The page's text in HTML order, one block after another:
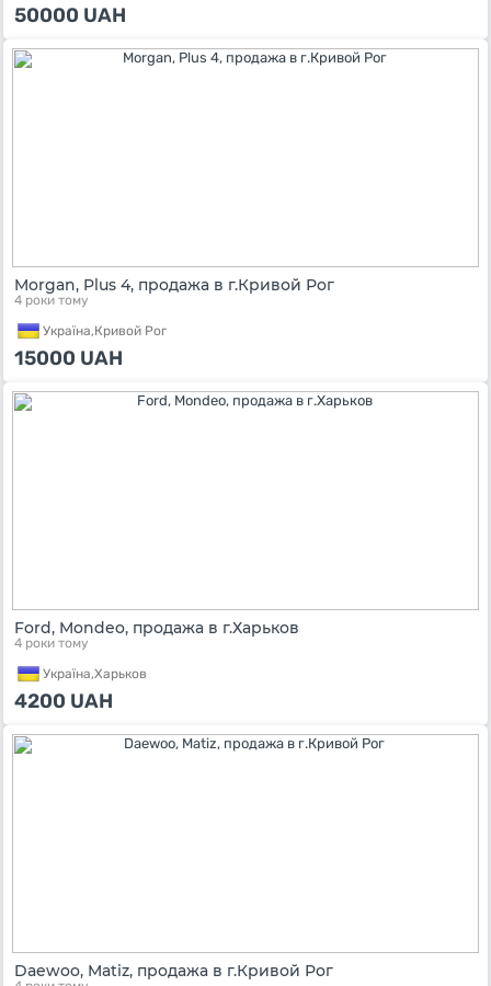
50000 UAH
Morgan, Plus 4, продажа в г.Кривой Рог
4 роки тому
Україна,Кривой Рог
15000 UAH
Ford, Mondeo, продажа в г.Харьков
4 роки тому
Україна,Харьков
4200 UAH
Daewoo, Matiz, продажа в г.Кривой Рог